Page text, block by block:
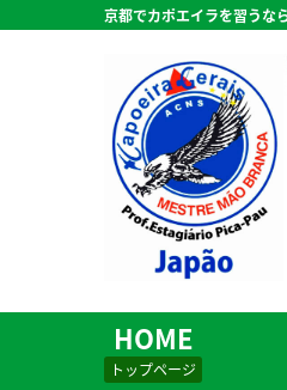
京都でカポエイラを習うな
HOME
トップページ